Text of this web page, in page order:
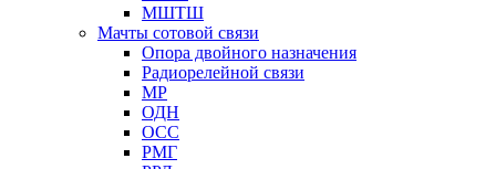
МШТШ
Мачты сотовой связи
Опора двойного назначения
Радиорелейной связи
МР
ОДН
ОСС
РМГ